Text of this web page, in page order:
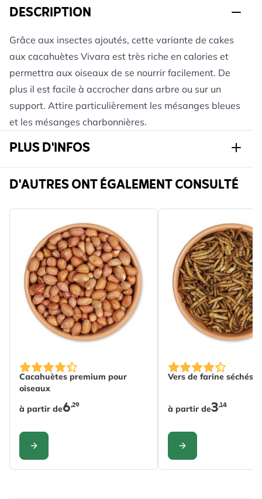
DESCRIPTION
Grâce aux insectes ajoutés, cette variante de cakes
aux cacahuètes Vivara est très riche en calories et
permettra aux oiseaux de se nourrir facilement. De
plus il est facile à accrocher dans arbre ou sur un
support. Attire particulièrement les mésanges bleues
et les mésanges charbonnières.
PLUS D'INFOS
Réf.
G-100210119-
Calories par
100 g
697
Principaux
ingrédients
Farine d'arachides, Suif
de bœuf, Deli-Kat
Ingrédients
analytiques
Humidité 2.87%, Protéine
brute 15.47%, Matières
Cellulose brute 1.19%,
Cendres brutes 1.54%,
Convient
pour
Chargeur dédié, Prêt à
accrocher
Bénéfique
pour
D'AUTRES ONT ÉGALEMENT CONSULTÉ
Cacahuètes premium pour
oiseaux
The price depends on the options chosen on the
à partir de6,29
CONFIGURER
Vers de farine séchés
The price depends
à partir de3,14
CONFIGURER